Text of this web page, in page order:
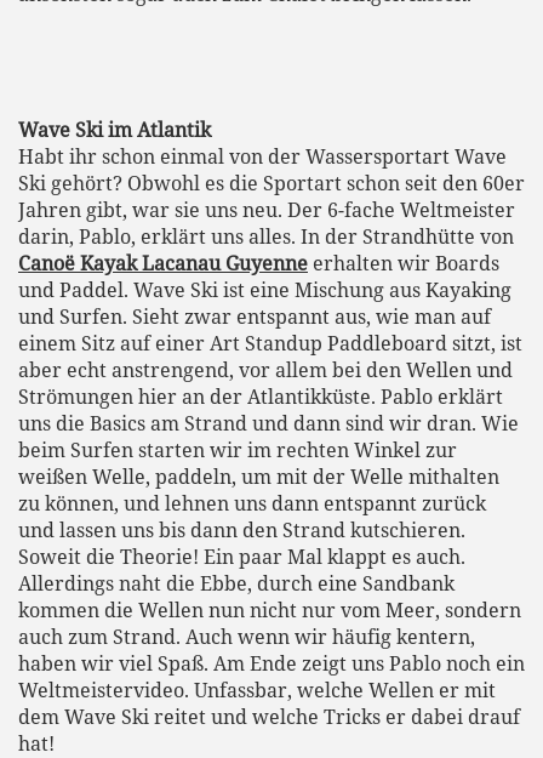
Wave Ski im Atlantik
Habt ihr schon einmal von der Wassersportart Wave
Ski gehört? Obwohl es die Sportart schon seit den 60er
Jahren gibt, war sie uns neu. Der 6-fache Weltmeister
darin, Pablo, erklärt uns alles. In der Strandhütte von
Canoë Kayak Lacanau Guyenne erhalten wir Boards
und Paddel. Wave Ski ist eine Mischung aus Kayaking
und Surfen. Sieht zwar entspannt aus, wie man auf
einem Sitz auf einer Art Standup Paddleboard sitzt, ist
aber echt anstrengend, vor allem bei den Wellen und
Strömungen hier an der Atlantikküste. Pablo erklärt
uns die Basics am Strand und dann sind wir dran. Wie
beim Surfen starten wir im rechten Winkel zur
weißen Welle, paddeln, um mit der Welle mithalten
zu können, und lehnen uns dann entspannt zurück
und lassen uns bis dann den Strand kutschieren.
Soweit die Theorie! Ein paar Mal klappt es auch.
Allerdings naht die Ebbe, durch eine Sandbank
kommen die Wellen nun nicht nur vom Meer, sondern
auch zum Strand. Auch wenn wir häufig kentern,
haben wir viel Spaß. Am Ende zeigt uns Pablo noch ein
Weltmeistervideo. Unfassbar, welche Wellen er mit
dem Wave Ski reitet und welche Tricks er dabei drauf
hat!